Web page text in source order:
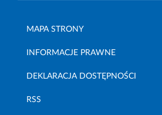
MAPA STRONY
INFORMACJE PRAWNE
DEKLARACJA DOSTĘPNOŚCI
RSS